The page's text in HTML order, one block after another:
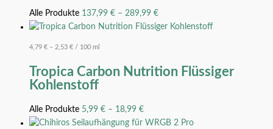
Alle Produkte 137,99 € – 289,99 €
4,79 € – 2,53 € / 100 ml
Tropica Carbon Nutrition Flüssiger
Kohlenstoff
Alle Produkte 5,99 € – 18,99 €